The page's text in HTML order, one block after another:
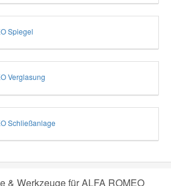
Spiegel
Verglasung
Schließanlage
& Werkzeuge für ALFA ROMEO